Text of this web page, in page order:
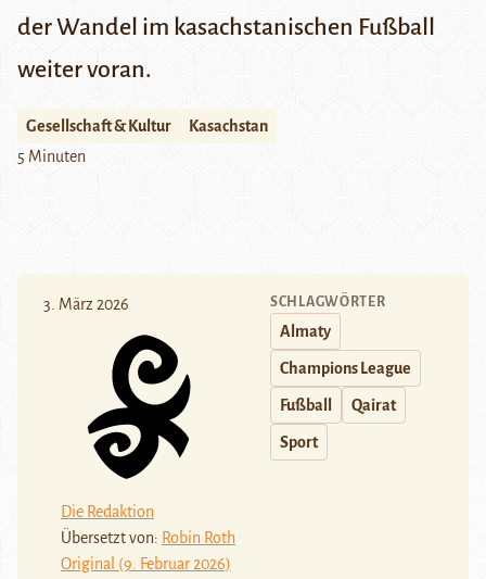
der Wandel im kasachstanischen Fußball
weiter voran.
Gesellschaft & Kultur
Kasachstan
5 Minuten
3. März 2026
Die Redaktion
Übersetzt von: Robin Roth
Original (9. Februar 2026)
SCHLAGWÖRTER
Almaty
Champions League
Fußball Qairat
Sport